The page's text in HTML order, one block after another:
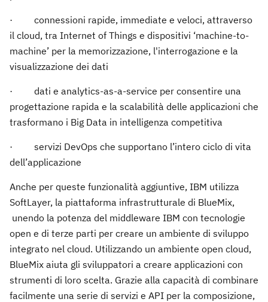
· connessioni rapide, immediate e veloci, attraverso
il cloud, tra Internet of Things e dispositivi ‘machine-to-
machine’ per la memorizzazione, l'interrogazione e la
visualizzazione dei dati
· dati e analytics-as-a-service per consentire una
progettazione rapida e la scalabilità delle applicazioni che
trasformano i Big Data in intelligenza competitiva
· servizi DevOps che supportano l’intero ciclo di vita
dell’applicazione
Anche per queste funzionalità aggiuntive, IBM utilizza
SoftLayer, la piattaforma infrastrutturale di BlueMix,
unendo la potenza del middleware IBM con tecnologie
open e di terze parti per creare un ambiente di sviluppo
integrato nel cloud. Utilizzando un ambiente open cloud,
BlueMix aiuta gli sviluppatori a creare applicazioni con
strumenti di loro scelta. Grazie alla capacità di combinare
facilmente una serie di servizi e API per la composizione,